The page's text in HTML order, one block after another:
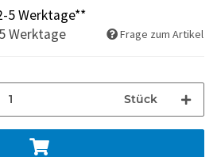
5 Werktage**
Werktage
Frage zum Artikel
Stück